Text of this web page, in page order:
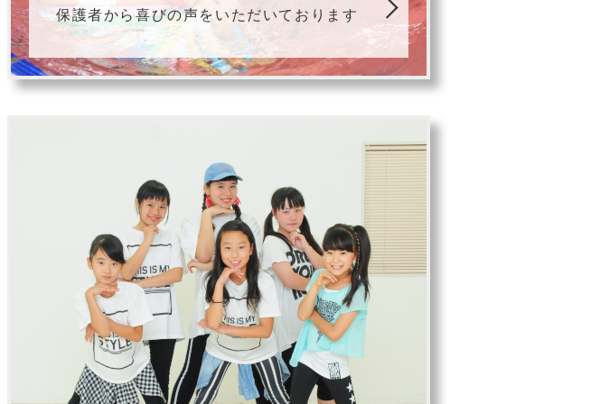
保護者から喜びの声をいただいております